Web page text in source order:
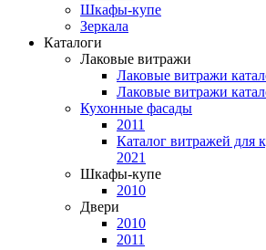
Шкафы-купе
Зеркала
Каталоги
Лаковые витражи
Лаковые витражи
Лаковые витражи
Кухонные фасады
2011
Каталог витражей для
2021
Шкафы-купе
2010
Двери
2010
2011